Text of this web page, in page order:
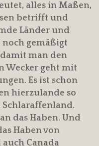
alles in Maßen,
betrifft und
Länder und
noch gemäßigt
man den
Wecker geht mit
Es ist schon
hierzulande so
das Haben. Und
Haben von
Canada